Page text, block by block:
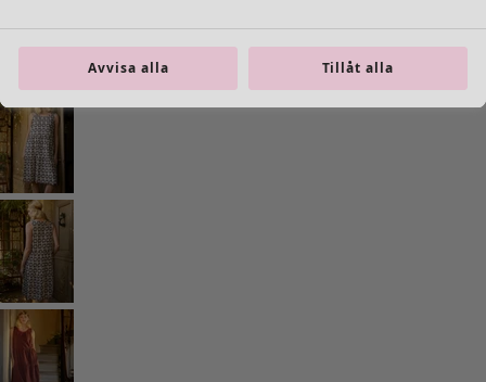
Inredning
Nyheter
All inredning
Gardiner
Kuddar & kuddfodral
Mattor
Frotté
Böcker
Tidigare favoriter
Avvisa alla Tillåt alla